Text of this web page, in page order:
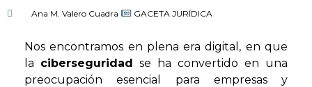
Ana M. Valero Cuadra GACETA JURÍDICA
Nos encontramos en plena era digital, en que
la ciberseguridad se ha convertido en una
preocupación esencial para empresas y